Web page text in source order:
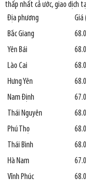
thấp nhất cả ước, giao dịch
Địa phương
Giá
Bắc Giang
Yên Bái
Lào Cai
Hưng Yên
Nam Định
Thái Nguyên
Phú Thọ
Thái Bình
Hà Nam
Vĩnh Phúc